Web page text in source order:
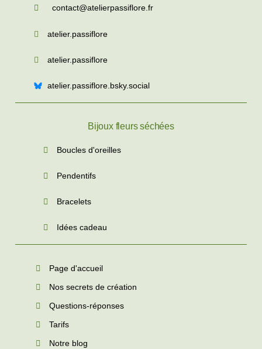
contact@atelierpassiflore.fr
atelier.passiflore
atelier.passiflore
atelier.passiflore.bsky.social
Bijoux fleurs séchées
Boucles d'oreilles
Pendentifs
Bracelets
Idées cadeau
Page d'accueil
Nos secrets de création
Questions-réponses
Tarifs
Notre blog